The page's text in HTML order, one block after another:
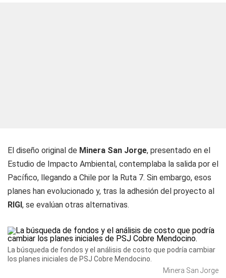
El diseño original de Minera San Jorge, presentado en el
Estudio de Impacto Ambiental, contemplaba la salida por el
Pacífico, llegando a Chile por la Ruta 7. Sin embargo, esos
planes han evolucionado y, tras la adhesión del proyecto al
RIGI, se evalúan otras alternativas.
La búsqueda de fondos y el análisis de costo que podría cambiar
los planes iniciales de PSJ Cobre Mendocino.
Minera San Jorge